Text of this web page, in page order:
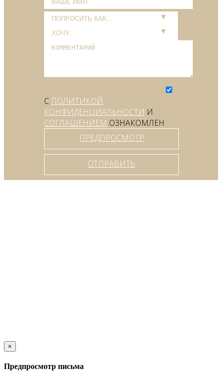
С ПОЛИТИКОЙ
КОНФИДЕНЦИАЛЬНОСТИ И
СОГЛАШЕНИЕМ ОЗНАКОМЛЕН
ПРЕДПРОСМОТР
ОТПРАВИТЬ
×
Предпросмотр письма